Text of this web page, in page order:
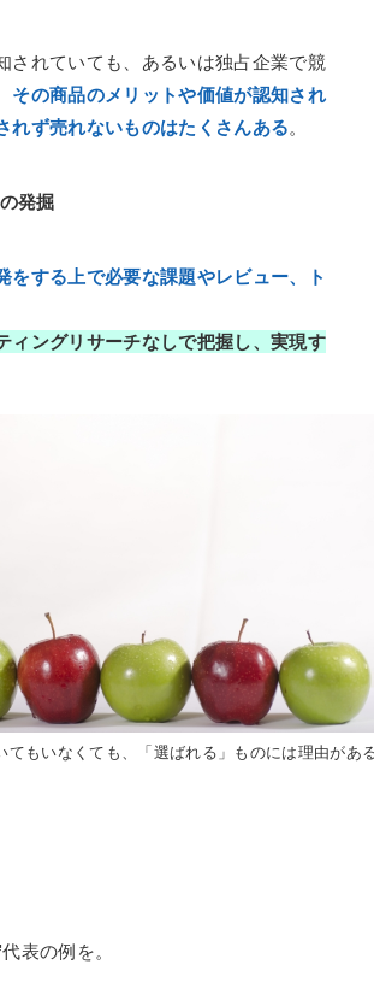
されていても、あるいは独占企業で競
その商品のメリットや価値が認知され
れず売れないものはたくさんある。
発掘
をする上で必要な課題やレビュー、ト
ィングリサーチなしで把握し、実現す
てもいなくても、「選ばれる」ものには理由があ
表の例を。